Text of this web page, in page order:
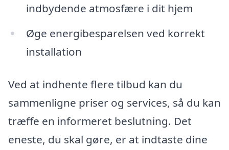
indbydende atmosfære i dit hjem
Øge energibesparelsen ved korrekt
installation
Ved at indhente flere tilbud kan du
sammenligne priser og services, så du kan
træffe en informeret beslutning. Det
eneste, du skal gøre, er at indtaste dine